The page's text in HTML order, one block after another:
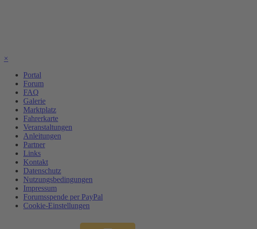
×
Portal
Forum
FAQ
Galerie
Marktplatz
Fahrerkarte
Veranstaltungen
Anleitungen
Partner
Links
Kontakt
Datenschutz
Nutzungsbedingungen
Impressum
Forumsspende per PayPal
Cookie-Einstellungen